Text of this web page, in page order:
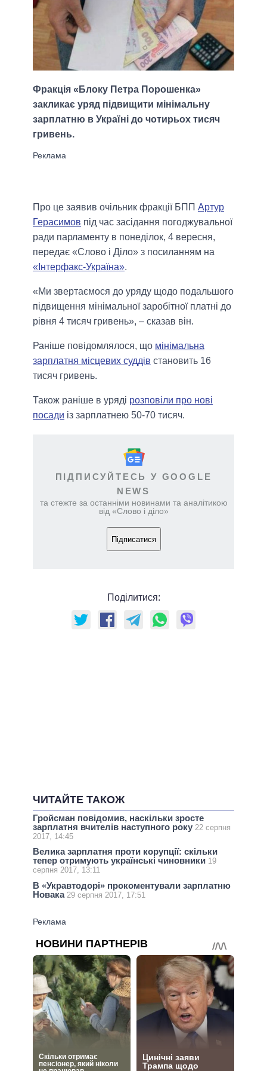
Фракція «Блоку Петра Порошенка»
закликає уряд підвищити мінімальну
зарплатню в Україні до чотирьох тисяч
гривень.
Про це заявив очільник фракції БПП Артур
Герасимов під час засідання погоджувальної
ради парламенту в понеділок, 4 вересня,
передає «Слово і Діло» з посиланням на
«Інтерфакс-Україна».
«Ми звертаємося до уряду щодо подальшого
підвищення мінімальної заробітної платні до
рівня 4 тисяч гривень», – сказав він.
Раніше повідомлялося, що мінімальна
зарплатня місцевих суддів становить 16
тисяч гривень.
Також раніше в уряді розповіли про нові
посади із зарплатнею 50-70 тисяч.
ПІДПИСУЙТЕСЬ У GOOGLE
NEWS
та стежте за останніми новинами та аналітикою
від «Слово і діло»
Підписатися
Поділитися:
ЧИТАЙТЕ ТАКОЖ
Гройсман повідомив, наскільки зросте
зарплатня вчителів наступного року 22 серпня
2017, 14:45
Велика зарплатня проти корупції: скільки
тепер отримують українські чиновники 19
серпня 2017, 13:11
В «Укравтодорі» прокоментували зарплатню
Новака 29 серпня 2017, 17:51